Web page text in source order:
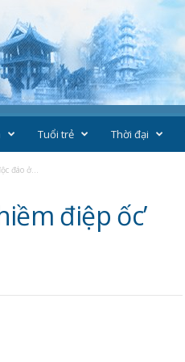
Tuổi trẻ Thời đại
đáo ở...
điệp ốc’